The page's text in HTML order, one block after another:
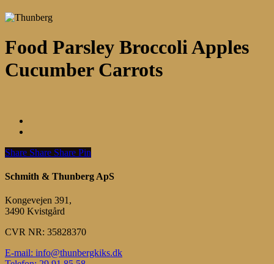
Food Parsley Broccoli Apples
Cucumber Carrots
Share
Share Share Share Pin
Schmith & Thunberg ApS
Kongevejen 391,
3490 Kvistgård
CVR NR: 35828370
E-mail: info@thunbergkiks.dk